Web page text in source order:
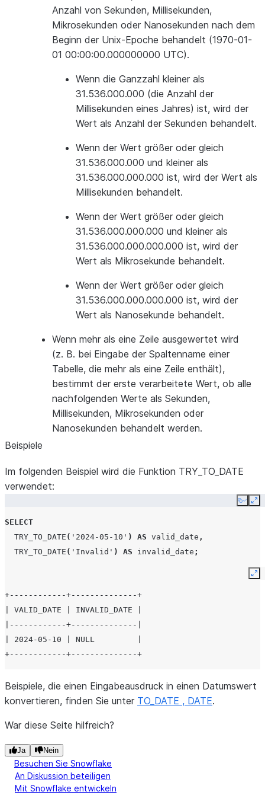
Anzahl von Sekunden, Millisekunden,
Mikrosekunden oder Nanosekunden nach dem
Beginn der Unix-Epoche behandelt (1970-01-
01 00:00:00.000000000 UTC).
Wenn die Ganzzahl kleiner als
31.536.000.000 (die Anzahl der
Millisekunden eines Jahres) ist, wird der
Wert als Anzahl der Sekunden behandelt.
Wenn der Wert größer oder gleich
31.536.000.000 und kleiner als
31.536.000.000.000 ist, wird der Wert als
Millisekunden behandelt.
Wenn der Wert größer oder gleich
31.536.000.000.000 und kleiner als
31.536.000.000.000.000 ist, wird der
Wert als Mikrosekunde behandelt.
Wenn der Wert größer oder gleich
31.536.000.000.000.000 ist, wird der
Wert als Nanosekunde behandelt.
Wenn mehr als eine Zeile ausgewertet wird
(z. B. bei Eingabe der Spaltenname einer
Tabelle, die mehr als eine Zeile enthält),
bestimmt der erste verarbeitete Wert, ob alle
nachfolgenden Werte als Sekunden,
Millisekunden, Mikrosekunden oder
Nanosekunden behandelt werden.
Beispiele
Im folgenden Beispiel wird die Funktion TRY_TO_DATE
verwendet:
Copy
SELECT
TRY_TO_DATE ( '2024-05-10' ) AS valid_date ,
TRY_TO_DATE ( 'Invalid' ) AS invalid_date ;
+------------+--------------+
| VALID_DATE | INVALID_DATE |
|------------+--------------|
| 2024-05-10 | NULL         |
+------------+--------------+
Beispiele, die einen Eingabeausdruck in einen Datumswert
konvertieren, finden Sie unter TO_DATE , DATE.
War diese Seite hilfreich?
Ja Nein
Besuchen Sie Snowflake
An Diskussion beteiligen
Mit Snowflake entwickeln